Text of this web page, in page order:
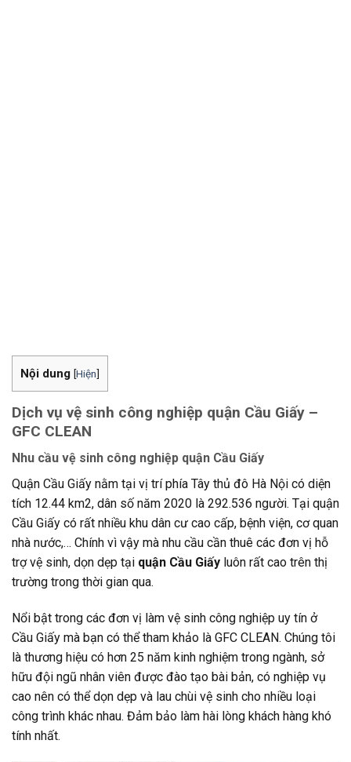
Nội dung [Hiện]
Dịch vụ vệ sinh công nghiệp quận Cầu Giấy –
GFC CLEAN
Nhu cầu vệ sinh công nghiệp quận Cầu Giấy
Quận Cầu Giấy nằm tại vị trí phía Tây thủ đô Hà Nội có diện
tích 12.44 km2, dân số năm 2020 là 292.536 người. Tại quận
Cầu Giấy có rất nhiều khu dân cư cao cấp, bệnh viện, cơ quan
nhà nước,… Chính vì vậy mà nhu cầu cần thuê các đơn vị hỗ
trợ vệ sinh, dọn dẹp tại quận Cầu Giấy luôn rất cao trên thị
trường trong thời gian qua.
Nổi bật trong các đơn vị làm vệ sinh công nghiệp uy tín ở
Cầu Giấy mà bạn có thể tham khảo là GFC CLEAN. Chúng tôi
là thương hiệu có hơn 25 năm kinh nghiệm trong ngành, sở
hữu đội ngũ nhân viên được đào tạo bài bản, có nghiệp vụ
cao nên có thể dọn dẹp và lau chùi vệ sinh cho nhiều loại
công trình khác nhau. Đảm bảo làm hài lòng khách hàng khó
tính nhất.